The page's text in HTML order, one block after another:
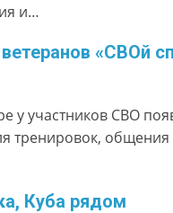
и…
«СВОй
у участников СВО
тренировок, общения
Куба рядом